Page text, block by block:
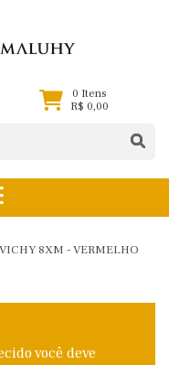
0 Itens
R$ 0,00
8XM - VERMELHO
você deve